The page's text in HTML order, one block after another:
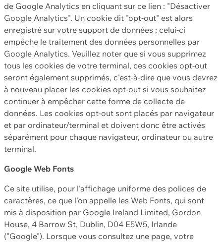
de Google Analytics en cliquant sur ce lien : "Désactiver
Google Analytics". Un cookie dit "opt-out" est alors
enregistré sur votre support de données ; celui-ci
empêche le traitement des données personnelles par
Google Analytics. Veuillez noter que si vous supprimez
tous les cookies de votre terminal, ces cookies opt-out
seront également supprimés, c'est-à-dire que vous devrez
à nouveau placer les cookies opt-out si vous souhaitez
continuer à empêcher cette forme de collecte de
données. Les cookies opt-out sont placés par navigateur
et par ordinateur/terminal et doivent donc être activés
séparément pour chaque navigateur, ordinateur ou autre
terminal.
Google Web Fonts
Ce site utilise, pour l'affichage uniforme des polices de
caractères, ce que l'on appelle les Web Fonts, qui sont
mis à disposition par Google Ireland Limited, Gordon
House, 4 Barrow St, Dublin, D04 E5W5, Irlande
("Google"). Lorsque vous consultez une page, votre